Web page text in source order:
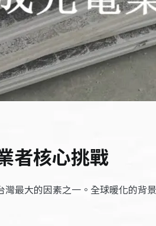
者核心挑戰
灣最大的因素之一。全球暖化的背